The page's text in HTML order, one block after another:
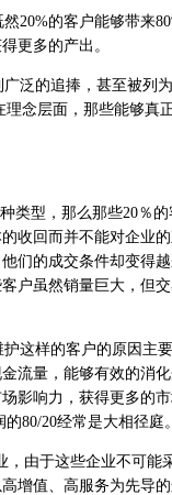
20%的客户能够带来
更多的产出。
泛的追捧，甚至被列
念层面，那些能够真
类型，那么那些20％
收回而并不能对企业
们的成交条件却变得
户虽然销量巨大，但
这样的客户的原因主
流量，能够有效的消
影响力，获得更多的
80/20经常是大相径庭
由于这些企业不可能
增值、高服务为先导